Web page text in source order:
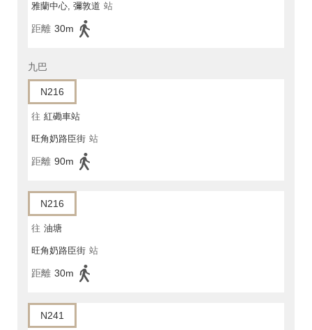
雅蘭中心, 彌敦道 站
距離 30m
九巴
N216
往 紅磡車站
旺角奶路臣街 站
距離 90m
N216
往 油塘
旺角奶路臣街 站
距離 30m
N241